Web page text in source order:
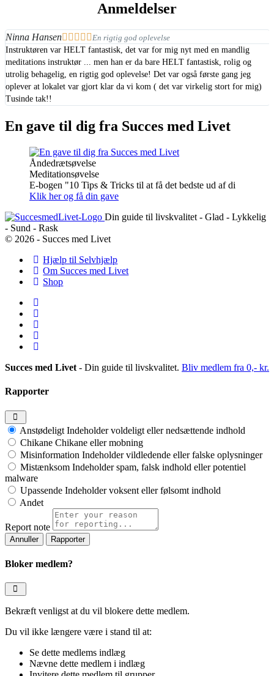
Anmeldelser
Ninna Hansen    En rigtig god oplevelse
Instruktøren var HELT fantastisk, det var for mig nyt med en mandlig
meditations instruktør ... men han er da bare HELT fantastisk, rolig og
utrolig behagelig, en rigtig god oplevelse! Det var også første gang jeg
oplever at lokalet var gjort klar da vi kom ( det var virkelig stort for mig)
Tusinde tak!!
En gave til dig fra Succes med Livet
Åndedrætsøvelse
Meditationsøvelse
E-bogen "10 Tips & Tricks til at få det bedste ud af di
Klik her og få din gave
Din guide til livskvalitet - Glad - Lykkelig
- Sund - Rask
© 2026 - Succes med Livet
Hjælp til Selvhjælp
Om Succes med Livet
Shop
Succes med Livet - Din guide til livskvalitet. Bliv medlem fra 0,- kr.
Rapporter
Anstødeligt Indeholder voldeligt eller nedsættende indhold
Chikane Chikane eller mobning
Misinformation Indeholder vildledende eller falske oplysninger
Mistænksom Indeholder spam, falsk indhold eller potentiel
malware
Upassende Indeholder voksent eller følsomt indhold
Andet
Report note
Rapporter
Bloker medlem?
Bekræft venligst at du vil blokere dette medlem.
Du vil ikke længere være i stand til at:
Se dette medlems indlæg
Nævne dette medlem i indlæg